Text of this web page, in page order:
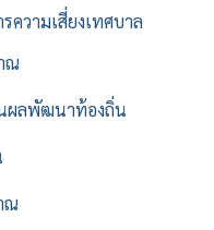
ความเสี่ยงเทศบาล
ณ
ผลพัฒนาท้องถิ่น
ณ